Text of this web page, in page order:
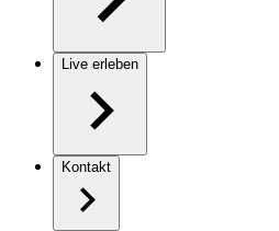
Live erleben
Kontakt